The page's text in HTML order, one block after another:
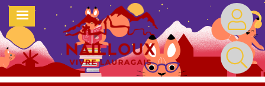
Aller
contenu
principal
MENU